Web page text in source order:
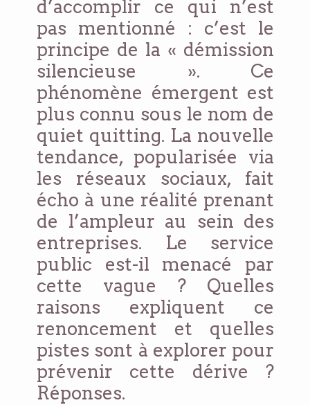
d’accomplir ce qui n’est
pas mentionné : c’est le
principe de la « démission
silencieuse ». Ce
phénomène émergent est
plus connu sous le nom de
quiet quitting. La nouvelle
tendance, popularisée via
les réseaux sociaux, fait
écho à une réalité prenant
de l’ampleur au sein des
entreprises. Le service
public est-il menacé par
cette vague ? Quelles
raisons expliquent ce
renoncement et quelles
pistes sont à explorer pour
prévenir cette dérive ?
Réponses.